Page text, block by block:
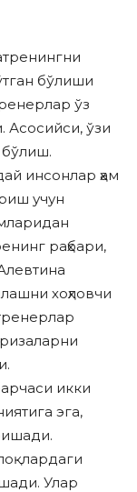
бўлиши
ўз
Асосийси, ўзи
бўлиш.
инсонлар ҳам
учун
раҳбари,
хоҳловчи
икки
эга,
Улар